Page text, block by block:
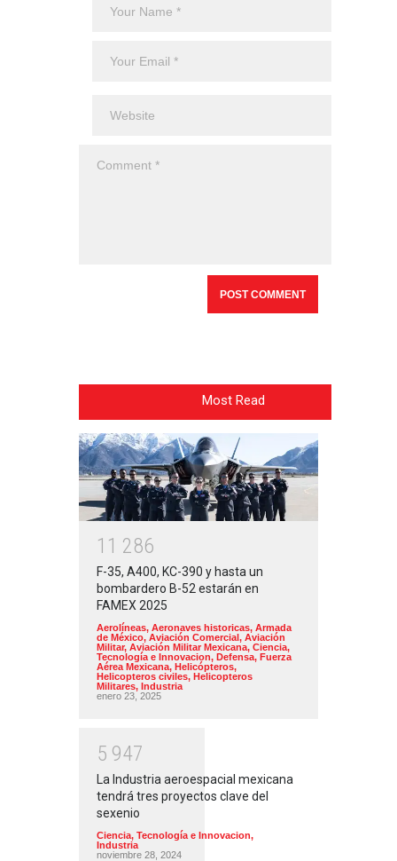
Most Read
1 1 286
F-35, A400, KC-390 y hasta un
bombardero B-52 estarán en
FAMEX 2025
Aerolíneas, Aeronaves historicas, Armada
de México, Aviación Comercial, Aviación
Militar, Aviación Militar Mexicana, Ciencia,
Tecnología e Innovacion, Defensa, Fuerza
Aérea Mexicana, Helicópteros,
Helicopteros civiles, Helicopteros
Militares, Industria
enero 23, 2025
5 947
La Industria aeroespacial mexicana
tendrá tres proyectos clave del
sexenio
Ciencia, Tecnología e Innovacion,
Industria
noviembre 28, 2024